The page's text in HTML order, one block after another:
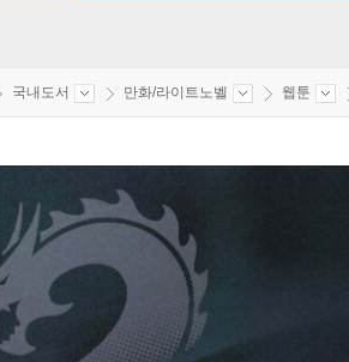
국내도서 만화/라이트노벨 웹툰